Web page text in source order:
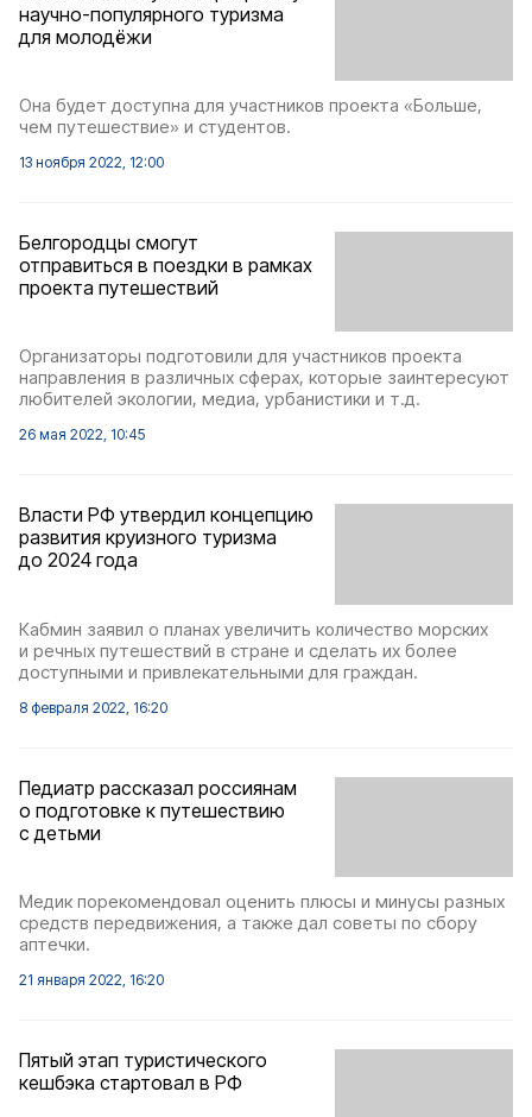
научно-популярного туризма
для молодёжи
Она будет доступна для участников проекта «Больше,
чем путешествие» и студентов.
13 ноября 2022, 12:00
Белгородцы смогут
отправиться в поездки в рамках
проекта путешествий
Организаторы подготовили для участников проекта
направления в различных сферах, которые заинтересуют
любителей экологии, медиа, урбанистики и т.д.
26 мая 2022, 10:45
Власти РФ утвердил концепцию
развития круизного туризма
до 2024 года
Кабмин заявил о планах увеличить количество морских
и речных путешествий в стране и сделать их более
доступными и привлекательными для граждан.
8 февраля 2022, 16:20
Педиатр рассказал россиянам
о подготовке к путешествию
с детьми
Медик порекомендовал оценить плюсы и минусы разных
средств передвижения, а также дал советы по сбору
аптечки.
21 января 2022, 16:20
Пятый этап туристического
кешбэка стартовал в РФ